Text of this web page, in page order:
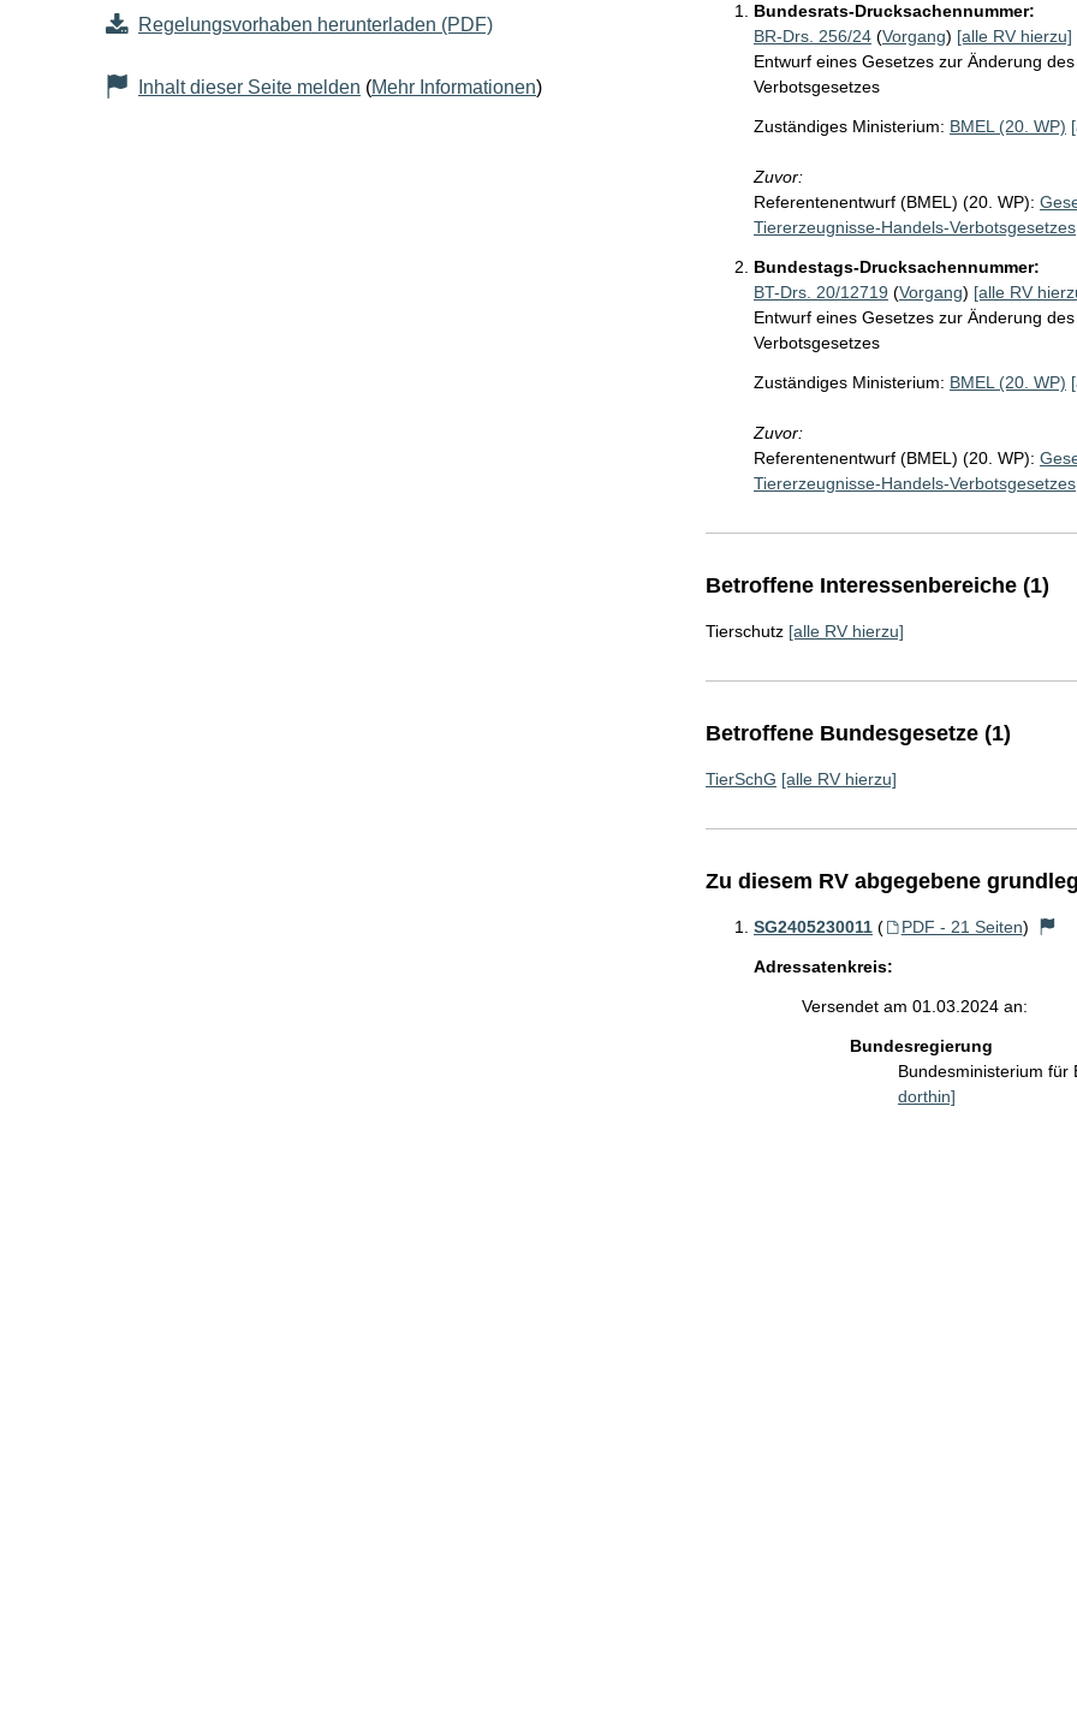
Regelungsvorhaben herunterladen (PDF)
Inhalt dieser Seite melden (Mehr Informationen)
Bundesrats-Drucksachennummer:
BR-Drs. 256/24(Vorgang) [alle RV hierzu]
Entwurf eines Gesetzes zur Änderung
Verbotsgesetzes
Zuständiges Ministerium: BMEL (20. WP)
Zuvor:
Referentenentwurf (BMEL) (20. WP):
Tiererzeugnisse-Handels-Verbotsgesetzes
Bundestags-Drucksachennummer:
BT-Drs. 20/12719 (Vorgang) [alle RV
Entwurf eines Gesetzes zur Änderung
Verbotsgesetzes
Zuständiges Ministerium: BMEL (20. WP)
Zuvor:
Referentenentwurf (BMEL) (20. WP):
Tiererzeugnisse-Handels-Verbotsgesetzes
Betroffene Interessenbereiche (1)
Tierschutz [alle RV hierzu]
Betroffene Bundesgesetze (1)
TierSchG [alle RV hierzu]
Zu diesem RV abgegebene
SG2405230011 ( PDF - 21 Seiten)
Adressatenkreis:
Versendet am 01.03.2024 an:
Bundesregierung
Bundesministerium
dorthin]